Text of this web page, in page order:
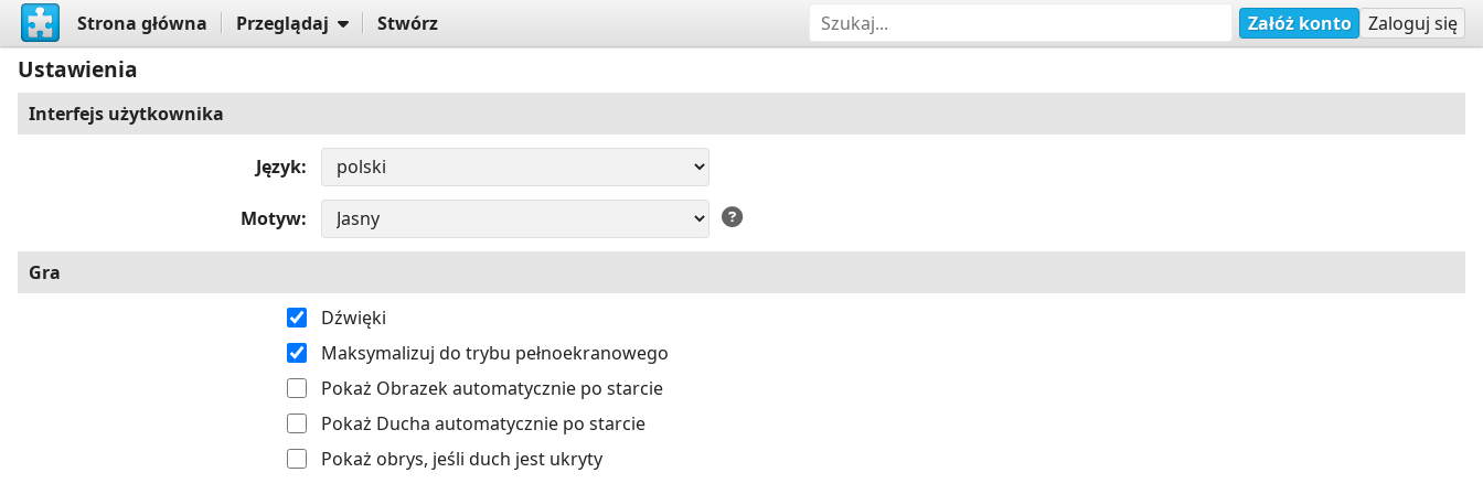
Strona główna Przeglądaj Stwórz Załóż konto Zaloguj się
Ustawienia
Interfejs użytkownika
Język
Motyw
Gra
Dźwięki
Maksymalizuj do trybu pełnoekranowego
Pokaż Obrazek automatycznie po starcie
Pokaż Ducha automatycznie po starcie
Pokaż obrys, jeśli duch jest ukryty